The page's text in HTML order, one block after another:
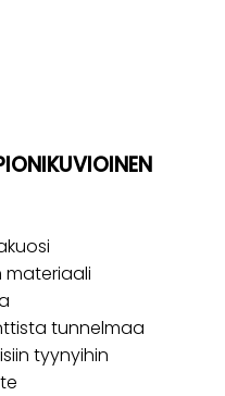
materiaali
tunnelmaa
tyynyihin